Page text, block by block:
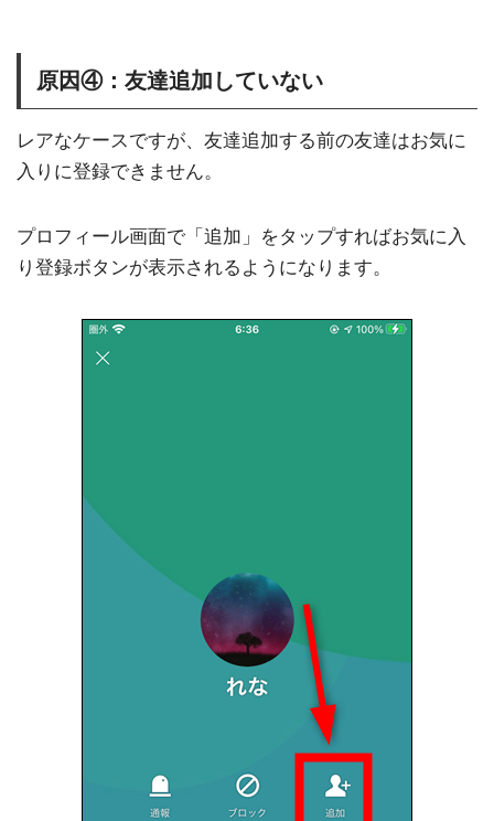
原因④：友達追加していない
レアなケースですが、友達追加する前の友達はお気に
入りに登録できません。
プロフィール画面で「追加」をタップすればお気に入
り登録ボタンが表示されるようになります。